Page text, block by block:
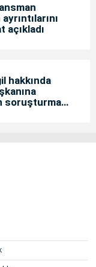
açıkladı
hakkında
soruşturma